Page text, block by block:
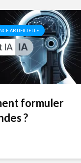
ARTIFICIELLE
formuler
?